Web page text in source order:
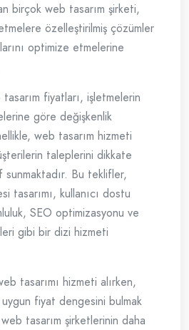
birçok web tasarım şirketi,
özelleştirilmiş çözümler
optimize etmelerine
fiyatları, işletmelerin
göre değişkenlik
web tasarım hizmeti
taleplerini dikkate
Bu teklifler,
tasarımı, kullanıcı dostu
SEO optimizasyonu ve
gibi bir dizi hizmeti
tasarımı hizmeti alırken,
fiyat dengesini bulmak
tasarım şirketlerinin daha